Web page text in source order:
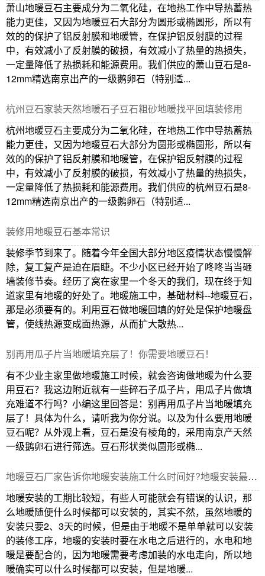
萧山地暖豆石主要成分为二氧化硅，在地热工作中导热蓄热
能力更佳，又因为地暖豆石大部分为圆形或椭圆形，所以有
效的的保护了铝反射膜和地暖管，在保护铝反射膜的过程
中，有效减小了反射膜的破损，有效减小了热量的热损失，
一定量降低了热损耗和能源费用。我们供应的萧山豆石是8-
12mm精选南京出产的一级鹅卵石（特别适...
杭州豆石家装天然地暖石子豆石粗砂地暖找平回填装修用
杭州地暖豆石主要成分为二氧化硅，在地热工作中导热蓄热
能力更佳，又因为地暖豆石大部分为圆形或椭圆形，所以有
效的的保护了铝反射膜和地暖管，在保护铝反射膜的过程
中，有效减小了反射膜的破损，有效减小了热量的热损失，
一定量降低了热损耗和能源费用。我们供应的杭州豆石是8-
12mm精选南京出产的一级鹅卵石（特别适...
装修用地暖豆石基本常识
装修季节到来了。随着今年全国大部分地区疫情状态慢慢解
除，复工复产是迫在眉睫。不少小区已经开始了咚咚当当砸
墙装修节奏。经历了窝在家里一个冬天的我们，现在终于知
道家里有地暖的好处了。地暖施工中，基础材料--地暖豆石，
那是必须要有的。利用豆石做地暖回填的好处是保护地暖盘
管，使线热源变成面热源，从而扩大散热...
别再用瓜子片当地暖填充层了！你需要地暖豆石！
有不少业主家里做地暖施工时候，就会咨询做地暖为什么要
用豆石？我这边附近就有一些碎石子瓜子片，用瓜子片做填
充难道不行吗？小编这里回答是：别再用瓜子片当地暖填充
层了！具体为什么，请听我为你分说。以及为什么要用地暖
豆石呢？从外观上看，豆石是没有棱角的，采用南京产天然
一级鹅卵石进行筛选。豆石形状类似圆形或椭...
​地暖豆石厂家告诉你地暖安装施工什么时间好?地暖安装最佳时间确定！
地暖安装的工期比较短，有些人可能就会有错误的认识，那
么地暖随便什么时候都可以安装的，其实不然，虽然地暖的
安装只要2、3天的时候，但是由于地暖不是单单就可以安装
的装修工序，地暖的安装时要在水电之后进行的，水电和地
暖是要配合的，因为地暖需要考虑加装的水电走向，所以地
暖确实可以什么时候都可以安装，但是地暖...